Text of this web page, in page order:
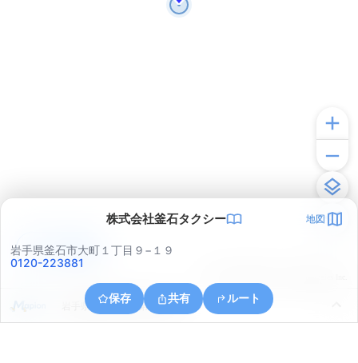
株式会社釜石タクシー 地図
岩手県釜石市大町１丁目９−１９
0120-223881
保存 共有 ルート
岩手県釜石市平田第１地割
アプリで見る